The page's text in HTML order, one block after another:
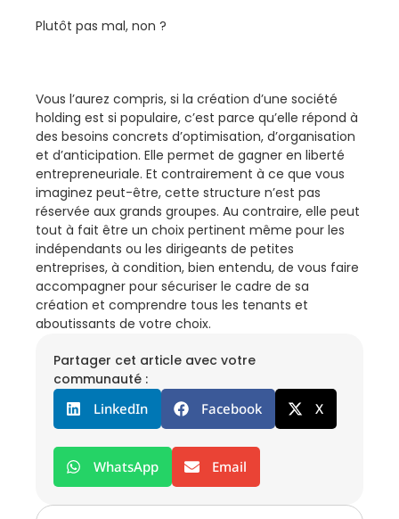
Plutôt pas mal, non ?
Vous l’aurez compris, si la création d’une société
holding est si populaire, c’est parce qu’elle répond à
des besoins concrets d’optimisation, d’organisation
et d’anticipation. Elle permet de gagner en liberté
entrepreneuriale. Et contrairement à ce que vous
imaginez peut-être, cette structure n’est pas
réservée aux grands groupes. Au contraire, elle peut
tout à fait être un choix pertinent même pour les
indépendants ou les dirigeants de petites
entreprises, à condition, bien entendu, de vous faire
accompagner pour sécuriser le cadre de sa
création et comprendre tous les tenants et
aboutissants de votre choix.
Partager cet article avec votre
communauté :
LinkedIn
Facebook X
WhatsApp Email